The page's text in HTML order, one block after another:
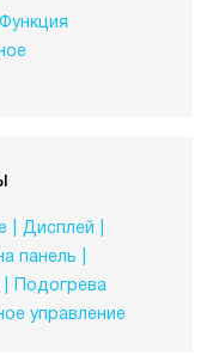
Функция
Дисплей
панель
Подогрева
управление